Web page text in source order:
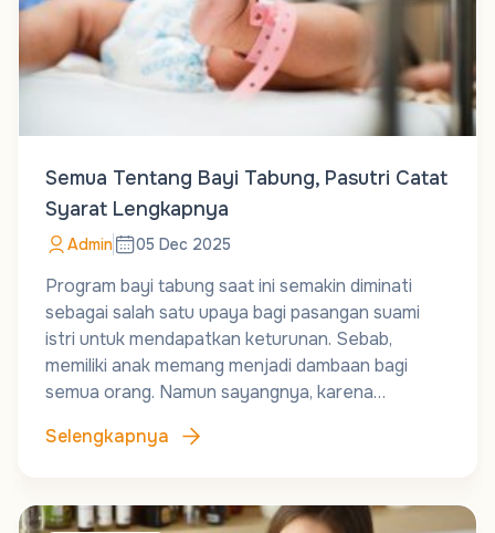
Semua Tentang Bayi Tabung, Pasutri Catat
Syarat Lengkapnya
Admin 05 Dec 2025
Program bayi tabung saat ini semakin diminati
sebagai salah satu upaya bagi pasangan suami
istri untuk mendapatkan keturunan. Sebab,
memiliki anak memang menjadi dambaan bagi
semua orang. Namun sayangnya, karena…
Selengkapnya